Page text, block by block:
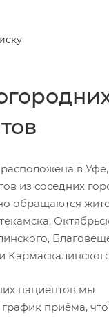
в
из соседних
обращаются
пациентов мы
приёма,